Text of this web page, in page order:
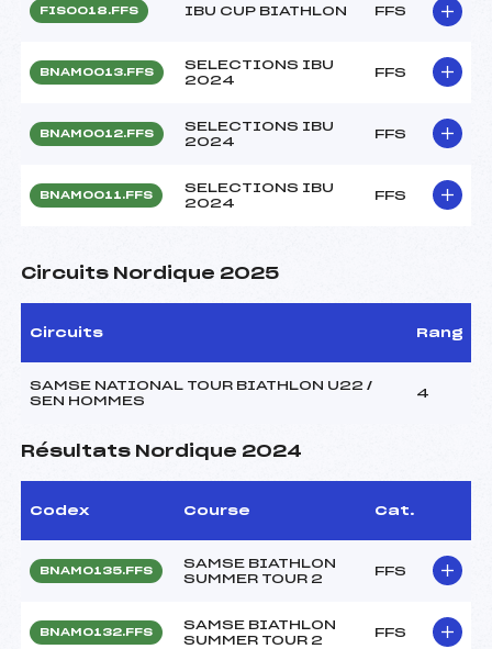
FIS0018.FFS IBU CUP BIATHLON FFS
BNAM0013.FFS
SELECTIONS IBU
2024
FFS
BNAM0012.FFS
SELECTIONS IBU
2024
FFS
BNAM0011.FFS
SELECTIONS IBU
2024
FFS
Circuits Nordique 2025
Circuits Rang
SAMSE NATIONAL TOUR BIATHLON U22 /
SEN HOMMES
4
Résultats Nordique 2024
Codex Course Cat.
BNAM0135.FFS
SAMSE BIATHLON
SUMMER TOUR 2
FFS
BNAM0132.FFS
SAMSE BIATHLON
SUMMER TOUR 2
FFS